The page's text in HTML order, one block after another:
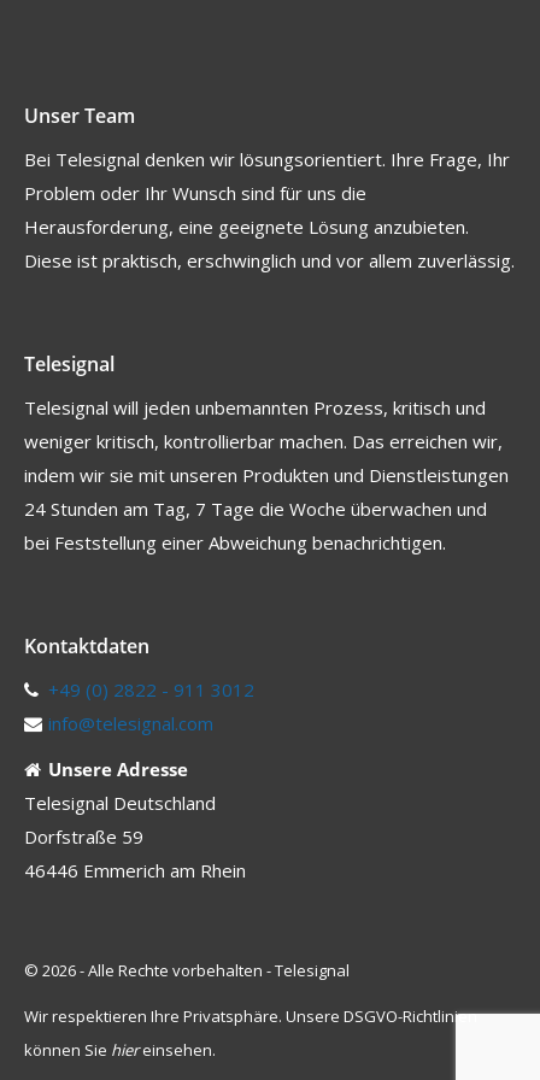
Unser Team
Bei Telesignal denken wir lösungsorientiert. Ihre Frage, Ihr
Problem oder Ihr Wunsch sind für uns die
Herausforderung, eine geeignete Lösung anzubieten.
Diese ist praktisch, erschwinglich und vor allem zuverlässig.
Telesignal
Telesignal will jeden unbemannten Prozess, kritisch und
weniger kritisch, kontrollierbar machen. Das erreichen wir,
indem wir sie mit unseren Produkten und Dienstleistungen
24 Stunden am Tag, 7 Tage die Woche überwachen und
bei Feststellung einer Abweichung benachrichtigen.
Kontaktdaten
+49 (0) 2822 - 911 3012
info@telesignal.com
Unsere Adresse
Telesignal Deutschland
Dorfstraße 59
46446 Emmerich am Rhein
© 2026 - Alle Rechte vorbehalten - Telesignal
Wir respektieren Ihre Privatsphäre. Unsere DSGVO-Richtlinien
können Sie hiereinsehen.